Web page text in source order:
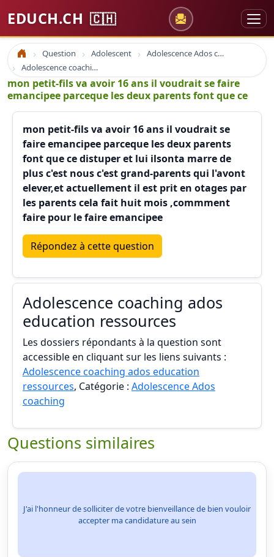
EDUCH.CH 🇨🇭
Accueil Question Adolescent
Adolescence Ados coaching
Adolescence coaching ados education ressources
mon petit-fils va avoir 16 ans il voudrait se faire
emancipee parceque les deux parents font que ce
mon petit-fils va avoir 16 ans il voudrait se
faire emancipee parceque les deux parents
font que ce distuper et lui ilsonta marre de
plus c'est nous c'est grand-parents qui l'avont
elever,et actuellement il est prit en otages par
les parents cela fait huit mois ,commment
faire pour le faire emancipee
Répondez à cette question
Adolescence coaching ados
education ressources
Les dossiers répondants à la question sont
accessible en cliquant sur les liens suivants :
Adolescence coaching ados education
ressources, Catégorie : Adolescence Ados
coaching
Questions similaires
J'ai l'honneur de solliciter de votre bienveillance de bien vouloir
accepter ma candidature au sein